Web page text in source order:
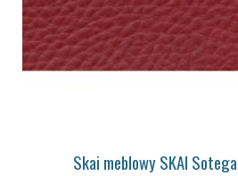
Skai meblowy SKAI